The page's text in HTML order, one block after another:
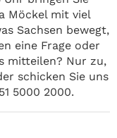
Möckel mit viel
Sachsen bewegt,
eine Frage oder
mitteilen? Nur zu,
schicken Sie uns
5000 2000.